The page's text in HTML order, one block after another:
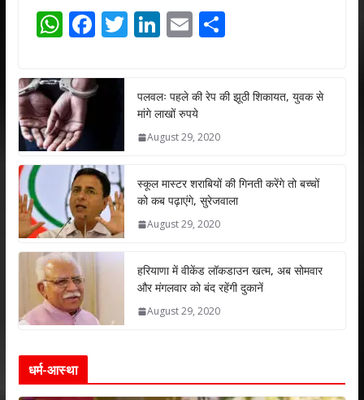
W
at
s
A
p
p
F
e
b
o
k
T
er
Li
e
dI
n
E
l
S
e
पलवलः पहले की रेप की झूठी शिकायत, युवक से
मांगे लाखों रुपये
August 29, 2020
स्कूल मास्टर शराबियों की गिनती करेंगे तो बच्चों
को कब पढ़ाएंगे, सुरेजवाला
August 29, 2020
हरियाणा में वीकेंड लॉकडाउन खत्म, अब सोमवार
और मंगलवार को बंद रहेंगी दुकानें
August 29, 2020
धर्म-आस्था